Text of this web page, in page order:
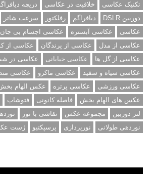
تکنیک عکاسی
خلاقیت در عکاسی
دریچه
دوربین DSLR
دیافراگم رفلکتور سرعت شاتر
عکاسی
عکاسی آبستره
عکاسی اجسام بی جان
عکاسی از مدل
عکاسی از پرندگان
عکاسی از
عکاسی از گل ها
عکاسی خیابانی
عکاسی در
عکاسی سیاه و سفید
عکاسی ماکرو
عکاسی
عکاسی ورزشی
عکاسی پرتره
عکس الهام
عکس های الهام بخش
فاصله کانونی فتوشاپ
لنز دوربین
مجموعه عکس نقاشی با نور
نوردهی طولانی
نورپردازی پرسپکتیو ژست